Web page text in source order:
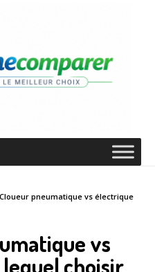
Cloueur pneumatique vs électrique
vs
lequel choisir